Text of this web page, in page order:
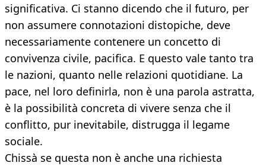
significativa. Ci stanno dicendo che il futuro, per
non assumere connotazioni distopiche, deve
necessariamente contenere un concetto di
convivenza civile, pacifica. E questo vale tanto tra
le nazioni, quanto nelle relazioni quotidiane. La
pace, nel loro definirla, non è una parola astratta,
è la possibilità concreta di vivere senza che il
conflitto, pur inevitabile, distrugga il legame
sociale.
Chissà se questa non è anche una richiesta